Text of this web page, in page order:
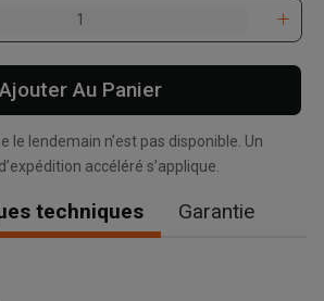
Ajouter Au Panier
le lendemain n’est pas disponible. Un
accéléré s’applique.
techniques Garantie